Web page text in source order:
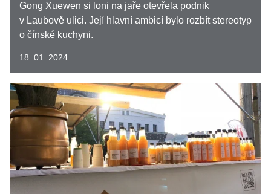
Gong Xuewen si loni na jaře otevřela podnik
v Laubově ulici. Její hlavní ambicí bylo rozbít stereotyp
o čínské kuchyni.
18. 01. 2024